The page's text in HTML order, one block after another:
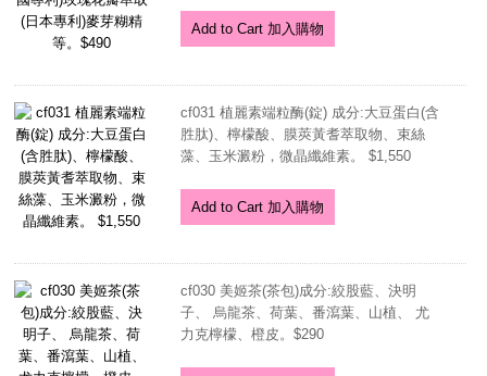
Add to Cart 加入購物
cf031 植麗素端粒酶(錠) 成分:大豆蛋白(含
胜肽)、檸檬酸、膜莢黃耆萃取物、束絲
藻、玉米澱粉，微晶纖維素。 $1,550
Add to Cart 加入購物
cf030 美姬茶(茶包)成分:絞股藍、決明
子、 烏龍茶、荷葉、番瀉葉、山植、 尤
力克檸檬、橙皮。$290